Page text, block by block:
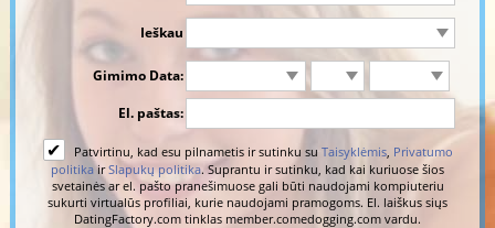
Ieškau
Gimimo Data:
El. paštas:
✔ Patvirtinu, kad esu pilnametis ir sutinku su Taisyklėmis, Privatumo
politikairSlapukų politika. Suprantu ir sutinku, kad kai kuriuose šios
svetainės ar el. pašto pranešimuose gali būti naudojami kompiuteriu
sukurti virtualūs profiliai, kurie naudojami pramogoms. El. laiškus siųs
DatingFactory.com tinklas member.comedogging.com vardu.